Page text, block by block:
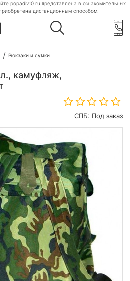
popadiv10.ru представлена в ознакомительных
дистанционным способом.
Рюкзаки и сумки
камуфляж,
СПБ: Под заказ